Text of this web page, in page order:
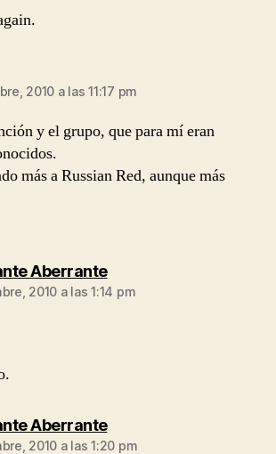
2010 a las 11:17 pm
y el grupo, que para mí eran
más a Russian Red, aunque más
Aberrantedice:
2010 a las 1:14 pm
Aberrantedice:
2010 a las 1:20 pm